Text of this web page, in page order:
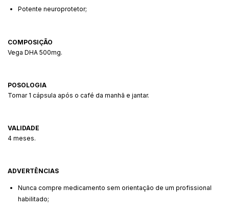
Potente neuroprotetor;
COMPOSIÇÃO
Vega DHA 500mg.
POSOLOGIA
Tomar 1 cápsula após o café da manhã e jantar.
VALIDADE
4 meses.
ADVERTÊNCIAS
Nunca compre medicamento sem orientação de um profissional
habilitado;